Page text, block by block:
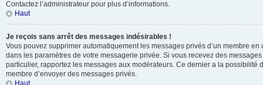
Contactez l’administrateur pour plus d’informations.
Haut
Je reçois sans arrêt des messages indésirables !
Vous pouvez supprimer automatiquement les messages privés d’un membre
dans les paramètres de votre messagerie privée. Si vous recevez des
particulier, rapportez les messages aux modérateurs. Ce dernier a la possibilité
membre d’envoyer des messages privés.
Haut